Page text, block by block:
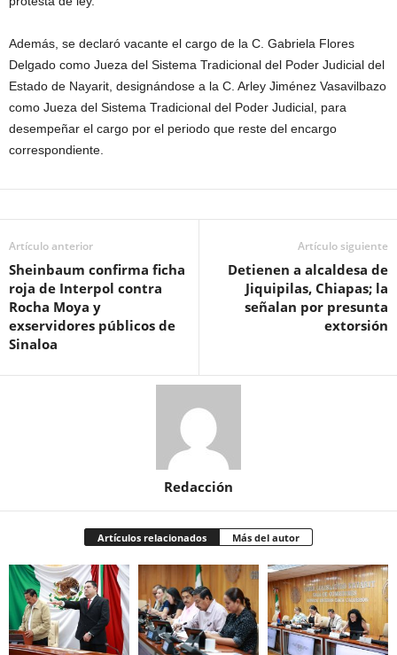
Además, se declaró vacante el cargo de la C. Gabriela Flores
Delgado como Jueza del Sistema Tradicional del Poder Judicial del
Estado de Nayarit, designándose a la C. Arley Jiménez Vasavilbazo
como Jueza del Sistema Tradicional del Poder Judicial, para
desempeñar el cargo por el periodo que reste del encargo
correspondiente.
Artículo anterior
Sheinbaum confirma ficha
roja de Interpol contra
Rocha Moya y
exservidores públicos de
Sinaloa
Artículo siguiente
Detienen a alcaldesa de
Jiquipilas, Chiapas; la
señalan por presunta
extorsión
Redacción
Artículos relacionados Más del autor